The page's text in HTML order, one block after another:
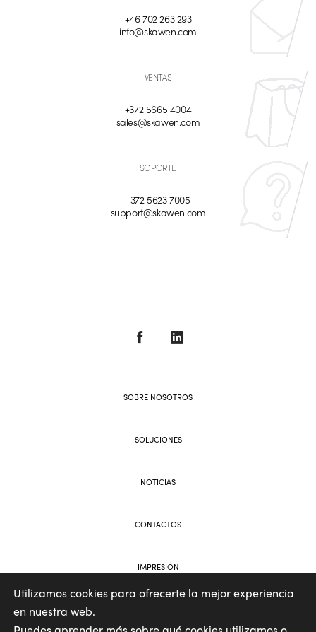
+46 702 263 293
info@skawen.com
VENTAS
+372 5665 4004
sales@skawen.com
SOPORTE
+372 5623 7005
support@skawen.com
SOBRE NOSOTROS
SOLUCIONES
NOTICIAS
CONTACTOS
IMPRESIÓN
Utilizamos cookies para ofrecerte la mejor experiencia
en nuestra web.